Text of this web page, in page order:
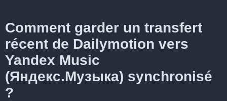
Comment garder un transfert
récent de Dailymotion vers
Yandex Music
(Яндекс.Музыка) synchronisé
?